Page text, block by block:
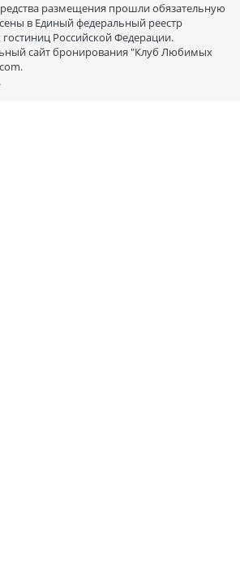
размещения прошли обязательную
в Единый федеральный реестр
Российской Федерации.
сайт бронирования "Клуб Любимых